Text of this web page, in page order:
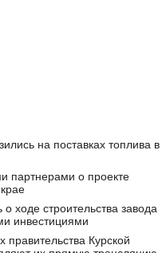
на поставках топлива в
партнерами о проекте
ходе строительства завода
инвестициями
правительства Курской